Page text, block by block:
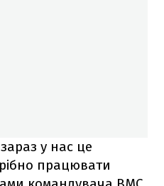
у нас це
працювати